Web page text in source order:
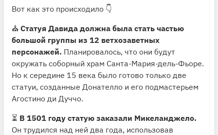
Вот как это происходило 👇
⛪️ Статуя Давида должна была стать частью
большой группы из 12 ветхозаветных
персонажей. Планировалось, что они будут
окружать соборный храм Санта-Мария-дель-Фьоре.
Но к середине 15 века было готово только две
статуи, созданные Донателло и его подмастерьем
Агостино ди Дуччо.
⏳ В 1501 году статую заказали Микеланджело.
Он трудился над ней два года, использовав